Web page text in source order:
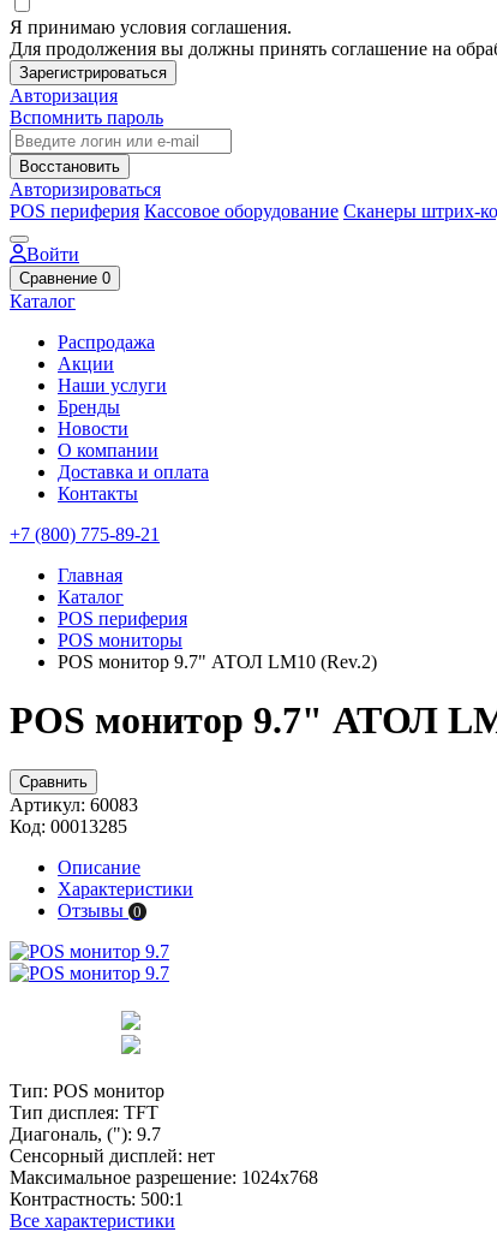
Я принимаю условия соглашения.
Для продолжения вы должны принять соглашение на
Зарегистрироваться
Авторизация
Вспомнить пароль
Восстановить
Авторизироваться
POS периферия Кассовое оборудование Сканеры штрих-
Войти
Сравнение 0
Каталог
Распродажа
Акции
Наши услуги
Бренды
Новости
О компании
Доставка и оплата
Контакты
+7 (800) 775-89-21
Главная
Каталог
POS периферия
POS мониторы
POS монитор 9.7" АТОЛ LM10 (Rev.2)
POS монитор 9.7" АТОЛ
Сравнить
Артикул: 60083
Код: 00013285
Описание
Характеристики
Отзывы 0
Тип: POS монитор
Тип дисплея: TFT
Диагональ, ("): 9.7
Сенсорный дисплей: нет
Максимальное разрешение: 1024х768
Контрастность: 500:1
Все характеристики